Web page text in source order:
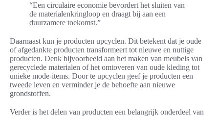
“Een circulaire economie bevordert het sluiten van
de materialenkringloop en draagt bij aan een
duurzamere toekomst.”
Daarnaast kun je producten upcyclen. Dit betekent dat je oude
of afgedankte producten transformeert tot nieuwe en nuttige
producten. Denk bijvoorbeeld aan het maken van meubels van
gerecyclede materialen of het omtoveren van oude kleding tot
unieke mode-items. Door te upcyclen geef je producten een
tweede leven en verminder je de behoefte aan nieuwe
grondstoffen.
Verder is het delen van producten een belangrijk onderdeel van